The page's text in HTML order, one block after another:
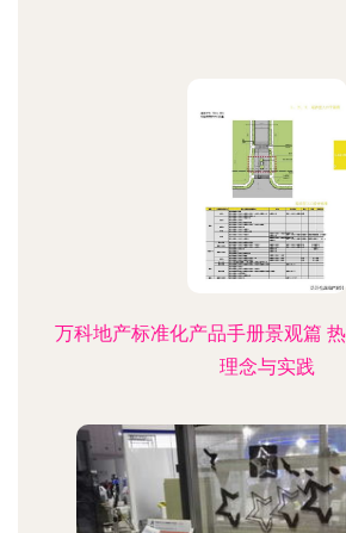
万科地产标准化产品手册景观篇
理念与实践